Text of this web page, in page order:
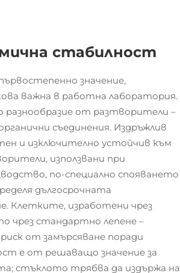
стабилност
значение,
важна в работна лаборатория.
от разтворители –
съединения. Издръжлив
и изключително устойчив към
използвани при
по-специално спояването
дългосрочната
Клетките, изработени чрез
чрез стандартно лепене –
от замърсяване поради
е от решаващо значение за
стъклото трябва да издържа на